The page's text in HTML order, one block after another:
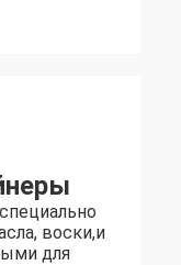
воски,и
для